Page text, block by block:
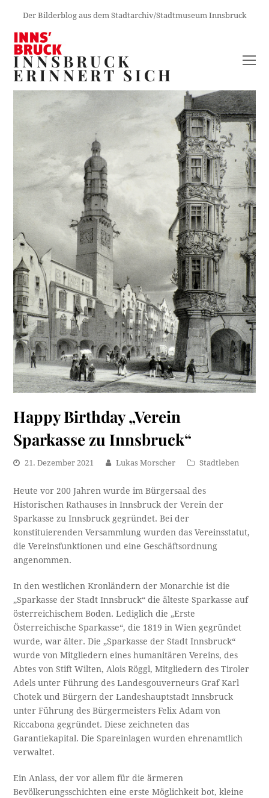
Der Bilderblog aus dem Stadtarchiv/Stadtmuseum Innsbruck
INNSBRUCK
ERINNERT SICH
Happy Birthday „Verein
Sparkasse zu Innsbruck“
21. Dezember 2021 Lukas Morscher Stadtleben
Heute vor 200 Jahren wurde im Bürgersaal des
Historischen Rathauses in Innsbruck der Verein der
Sparkasse zu Innsbruck gegründet. Bei der
konstituierenden Versammlung wurden das Vereinsstatut,
die Vereinsfunktionen und eine Geschäftsordnung
angenommen.
In den westlichen Kronländern der Monarchie ist die
„Sparkasse der Stadt Innsbruck“ die älteste Sparkasse auf
österreichischem Boden. Lediglich die „Erste
Österreichische Sparkasse“, die 1819 in Wien gegründet
wurde, war älter. Die „Sparkasse der Stadt Innsbruck“
wurde von Mitgliedern eines humanitären Vereins, des
Abtes von Stift Wilten, Alois Röggl, Mitgliedern des Tiroler
Adels unter Führung des Landesgouverneurs Graf Karl
Chotek und Bürgern der Landeshauptstadt Innsbruck
unter Führung des Bürgermeisters Felix Adam von
Riccabona gegründet. Diese zeichneten das
Garantiekapital. Die Spareinlagen wurden ehrenamtlich
verwaltet.
Ein Anlass, der vor allem für die ärmeren
Bevölkerungsschichten eine erste Möglichkeit bot, kleine